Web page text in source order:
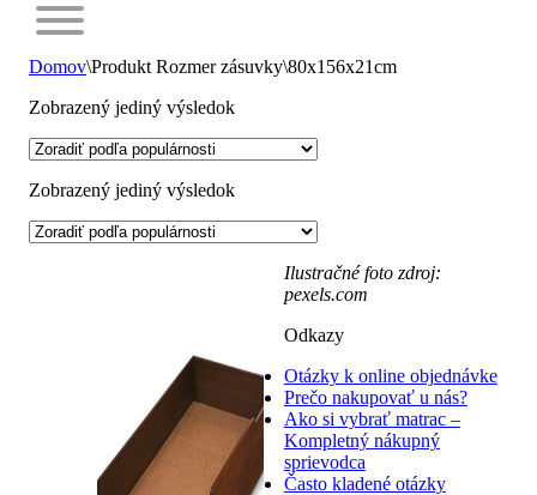
Domov\Produkt Rozmer zásuvky\80x156x21cm
Zobrazený jediný výsledok
Zobrazený jediný výsledok
Ilustračné foto zdroj:
pexels.com
Odkazy
Otázky k online objednávke
Prečo nakupovať u nás?
Ako si vybrať matrac –
Kompletný nákupný
sprievodca
Často kladené otázky